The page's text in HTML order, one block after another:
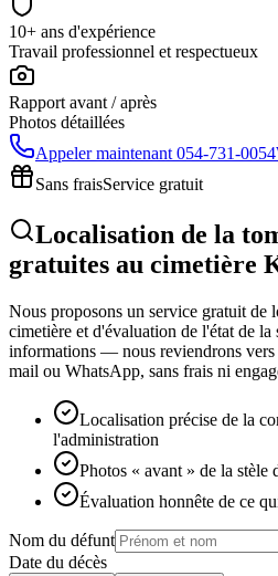
10+ ans d'expérience
Travail professionnel et respectueux
Rapport avant / après
Photos détaillées
Appeler maintenant 054-731-0054
Sans fraisService gratuit
Localisation de la
gratuites au cimetière
Nous proposons un service gratuit de
cimetière et d'évaluation de l'état de la
informations — nous reviendrons vers
mail ou WhatsApp, sans frais ni
Localisation précise de la
l'administration
Photos « avant » de la stèle
Évaluation honnête de ce
Nom du défunt
Date du décès